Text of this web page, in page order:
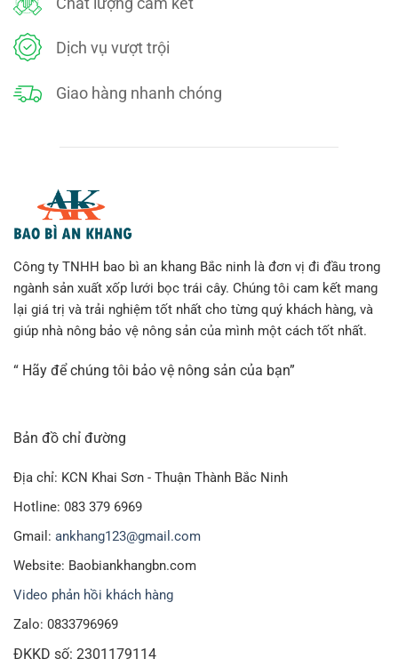
Màu sắc: Trắng
Dạng đóng gói: dạng cuộn tròn, được bọc trong bao
xốp hơi bọc hàng có giá tốt nhất trên thị trường hiện nay
xuất sản phẩmcuộn xốp hơi, tấm xốp hơi, túi xốp hơi theo
kích thước yêu cầu.
Quý khách có thể xem thêm các sản phẩm khác
Cuộn xốp hơi 40cm x 100 m
Dịch vụ vượt trội
Giao hàng nhanh chóng
Công ty TNHH bao bì an khang Bắc ninh là đơn vị đi đầu trong
ngành sản xuất xốp lưới bọc trái cây. Chúng tôi cam kết mang
lại giá trị và trải nghiệm tốt nhất cho từng quý khách hàng, và
giúp nhà nông bảo vệ nông sản của mình một cách tốt nhất.
“ Hãy để chúng tôi bảo vệ nông sản của bạn”
Bản đồ chỉ đường
Địa chỉ: KCN Khai Sơn - Thuận Thành Bắc Ninh
Hotline: 083 379 6969
Gmail: ankhang123@gmail.com
Website: Baobiankhangbn.com
Video phản hồi khách hàng
Zalo: 0833796969
ĐKKD số: 2301179114